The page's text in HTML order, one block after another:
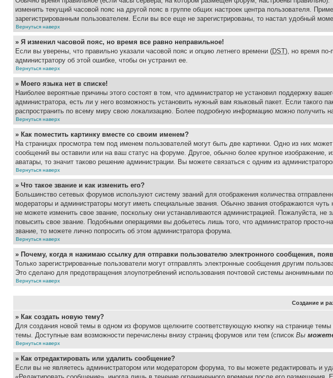
изменить текущий часовой пояс на другой пояс в группе общих настроек центра пользователя.
зарегистрированным пользователем. Если вы все еще не зарегистрированы, то настал удобный
Вернуться наверх
» Я изменил часовой пояс, но время все равно неправильное!
Если вы уверены, что правильно указали часовой пояс и опцию летнего времени (DST), но время по-
администратору об этой ошибке, чтобы он устранил ее.
Вернуться наверх
» Моего языка нет в списке!
Наиболее вероятные причины этого состоят в том, что администратор не установил поддержку
администратора, есть ли у него возможность установить нужный вам языковый пакет. Если такого
распространить по всему миру свою локализацию. Более подробную информацию можно получить
Вернуться наверх
» Как поместить картинку вместе со своим именем?
На страницах просмотра тем под именем пользователей могут быть две картинки. Одно из них
сообщений вы оставили или на ваш статус на форуме. Другое, обычно более крупное изображение,
аватары, то значит таково решение администрации. Вы можете связаться с одним из
Вернуться наверх
» Что такое звание и как изменить его?
Большинство сетевых форумов используют систему званий для отображения количества
модераторы и администраторы могут иметь специальные звания. Обычно звания отображаются
не можете изменить свое звание, поскольку они устанавливаются администрацией. Пожалуйста,
повысить свое звание. Подобными операциями вы добьетесь лишь того, что администратор
звание, то можете лично попросить об этом администратора форума.
Вернуться наверх
» Почему, когда я нажимаю ссылку для отправки пользователю электронного сообщения,
Только зарегистрированные пользователи могут отправлять электронные сообщения другим
Это сделано для предотвращения злоупотреблений использования почтовой системы анонимными
Вернуться наверх
Создание и
» Как создать новую тему?
Для создания новой темы в одном из форумов щелкните соответствующую кнопку на странице
темы. Доступные вам возможности перечислены внизу страниц форумов или тем (список Вы
Вернуться наверх
» Как отредактировать или удалить сообщение?
Если вы не являетесь администратором или модератором форума, то вы можете редактировать и